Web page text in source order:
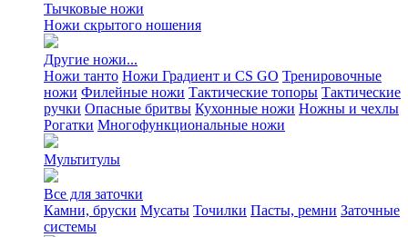
Тычковые ножи
Ножи скрытого ношения
Другие ножи...
Ножи танто Ножи Градиент и CS GO Тренировочные
ножи Филейные ножи Тактические топоры Тактические
ручки Опасные бритвы Кухонные ножи Ножны и чехлы
Рогатки Многофункциональные ножи
Мультитулы
Все для заточки
Камни, бруски Мусаты Точилки Пасты, ремни Заточные
системы